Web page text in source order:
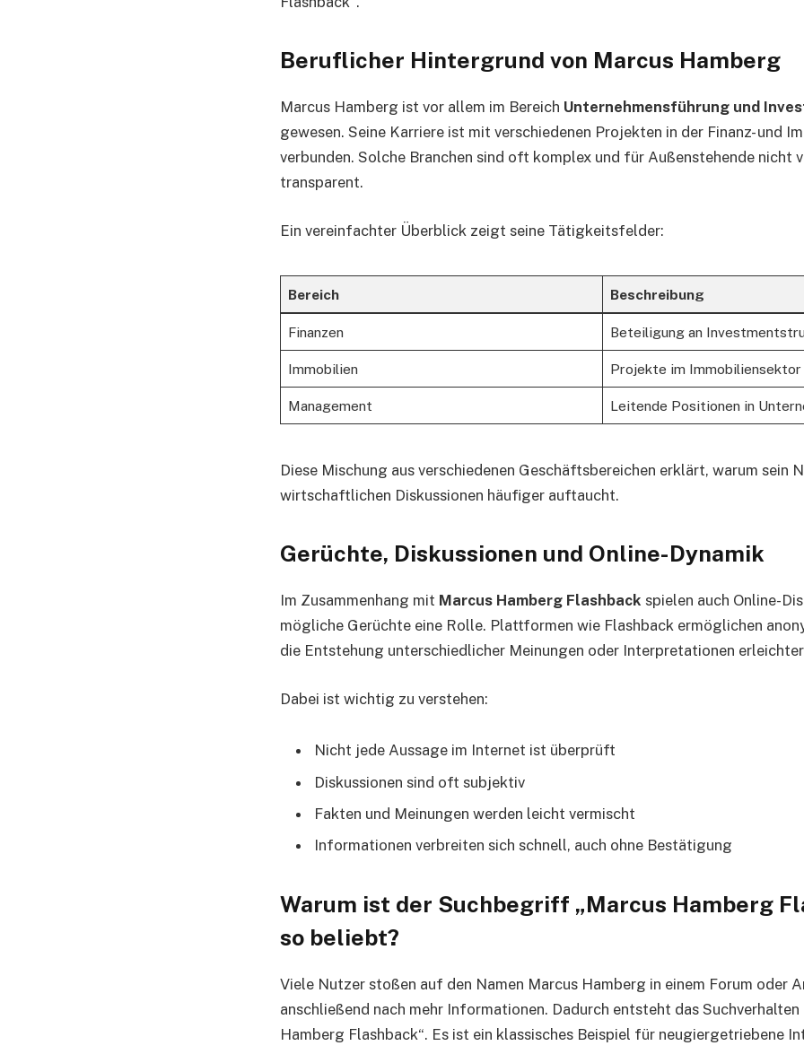
Beruflicher Hintergrund von Marcus Hamberg
Marcus Hamberg ist vor allem im Bereich Unternehmensführung und
gewesen. Seine Karriere ist mit verschiedenen Projekten in der Finanz- und
verbunden. Solche Branchen sind oft komplex und für Außenstehende nicht
transparent.
Ein vereinfachter Überblick zeigt seine Tätigkeitsfelder:
Bereich Beschreibung
Finanzen Beteiligung an
Immobilien Projekte im Immobiliensektor
Management Leitende Positionen in
Diese Mischung aus verschiedenen Geschäftsbereichen erklärt, warum sein
wirtschaftlichen Diskussionen häufiger auftaucht.
Gerüchte, Diskussionen und Online-Dynamik
Im Zusammenhang mit Marcus Hamberg Flashback spielen auch Online-
mögliche Gerüchte eine Rolle. Plattformen wie Flashback ermöglichen
die Entstehung unterschiedlicher Meinungen oder Interpretationen
Dabei ist wichtig zu verstehen:
Nicht jede Aussage im Internet ist überprüft
Diskussionen sind oft subjektiv
Fakten und Meinungen werden leicht vermischt
Informationen verbreiten sich schnell, auch ohne Bestätigung
Warum ist der Suchbegriff „Marcus Hamberg
so beliebt?
Viele Nutzer stoßen auf den Namen Marcus Hamberg in einem Forum oder
anschließend nach mehr Informationen. Dadurch entsteht das Suchverhalten
Hamberg Flashback“. Es ist ein klassisches Beispiel für neugiergetriebene